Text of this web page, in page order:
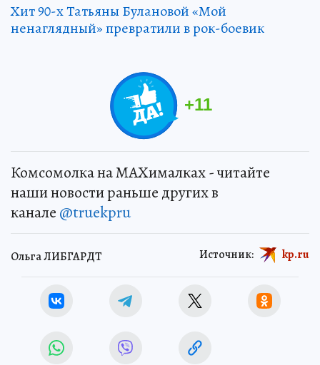
Хит 90-х Татьяны Булановой «Мой
ненаглядный» превратили в рок-боевик
+11
Комсомолка на MAXималках - читайте
наши новости раньше других в
канале @truekpru
Ольга ЛИБГАРДТ Источник: kp.ru